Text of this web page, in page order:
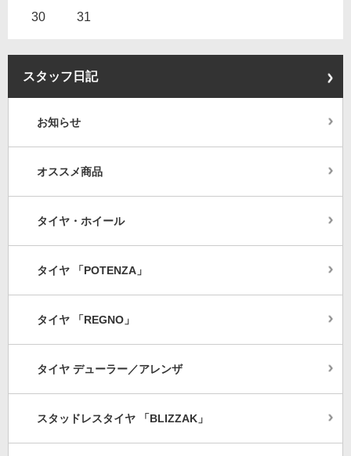
30 31
スタッフ日記
お知らせ
オススメ商品
タイヤ・ホイール
タイヤ 「POTENZA」
タイヤ 「REGNO」
タイヤ デューラー／アレンザ
スタッドレスタイヤ 「BLIZZAK」